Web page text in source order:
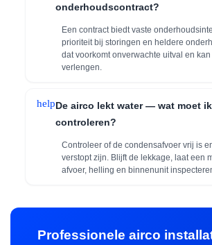
onderhoudscontract?
Een contract biedt vaste
prioriteit bij storingen en heldere
dat voorkomt onverwachte uitval en
verlengen.
helpDe airco lekt water — wat moet
controleren?
Controleer of de condensafvoer vrij is
verstopt zijn. Blijft de lekkage, laat een
afvoer, helling en binnenunit
Professionele airco